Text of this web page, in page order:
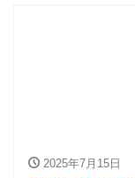
2025年7月15日